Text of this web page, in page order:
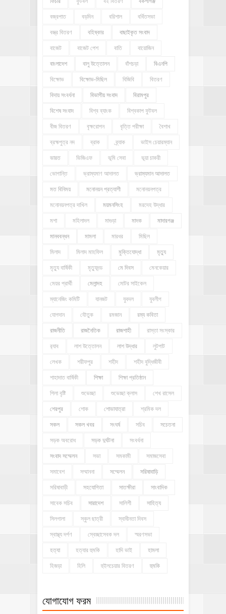
বজ্রপাত বড়দিন বরিশাল বর্ধিতসভা
বস্ত্র বিতরণ বহিষ্কার বাছাইকৃত সংবাদ
বাজেট বাজেট পেশ বাতি বায়োজিন
বাংলাদেশ বালু উত্তোলন বাঁশচড়া বিএনপি
বিক্ষোভ বিক্ষোভ-মিছিল বিজিবি বিতরণ
বিদায় সংবর্ধনা বিভাগীয় সংবাদ বিরামপুর
বিশেষ সংবাদ বিশ্ব ব্যাংক বিশ্বকাপ ফুটবল
বীজ বিতরণ বৃক্ষরোপন বৃত্তি পরীক্ষা বৈশাখ
ব্রহ্মপুত্র নদ ব্রাক ব্র্যাক ভাইস চেয়ারম্যান
ভারত ভিজিএফ ভূমি সেবা ভূয়া চাকরী
ভোগান্তি ভ্রাম্যমাণ আদালত ভ্রাম্যমান আদালত
মত বিনিময় মনোনয়ন প্রত্যাশী মনোনয়নপত্র
মনোনয়নপত্র দাখিল ময়মনসিংহ মরদেহ উদ্ধার
মশা মহিলাদল মাগুড়া মাদক মাদারগঞ্জ
মানববন্ধন মামলা মারধর মিছিল
মিলাদ মিলাদ মাহফিল মুক্তিযোদ্ধা মৃত্যু
মৃত্যু বার্ষিকী মৃত্যুদন্ড মে দিবস মেনকেয়ার
মেয়র প্রার্থী মেলান্দহ মোটর সাইকেল
ম্যানেজিং কমিটি যানজট যুবদল যুবলীগ
যোগদান যৌতুক রমজান রম্য কবিতা
রাজনীতি রাজনৈতিক রাজশাহী রাস্তা সংস্কার
র‍্যাব লাশ উত্তোলন লাশ উদ্ধার লুটপাট
লেখক শরীফপুর শহীদ শহীদ বুদ্ধিজীবী
শাহাদাত বার্ষিকী শিক্ষা শিক্ষা প্রতিষ্ঠান
শিলা বৃষ্টি শুভেচ্ছা শুভেচ্ছা ক্লাস শেখ রাসেল
শেরপুর শোক শোভাযাত্রা শ্রমিক দল
সকল সকল খবর সংঘর্ষ সচিব সচেতনা
সড়ক অবরোধ সড়ক দুর্ঘটনা সংবর্ধনা
সংবাদ সম্মেলন সভা সমকামী সমাজসেবা
সমাবেশ সম্মাননা সম্মেলন সরিষাবাড়ি
সরিষাবাড়ী সহযোগিতা সাতক্ষীরা সাংবাদিক
সাবেক সচিব সারাদেশ সালিশী সাহিত্য
সিলগালা স্কুল ছাত্রী স্বাধীনতা দিবস
স্বাস্থ্য দর্পণ স্বেচ্ছাসেবক দল স্মরণসভা
হত্যা হত্যার হুমকি হাদি ভাই হামলা
হিজড়া হিলি হুইলচেয়ার বিতরণ হুমকি
যোগাযোগ ফরম